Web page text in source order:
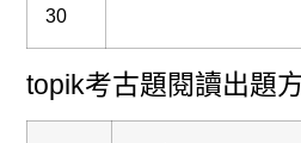
30
topik考古題閱讀出題